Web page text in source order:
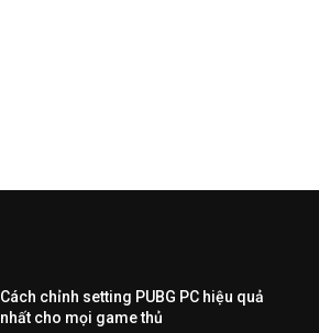
Cách chỉnh setting PUBG PC hiệu quả
nhất cho mọi game thủ